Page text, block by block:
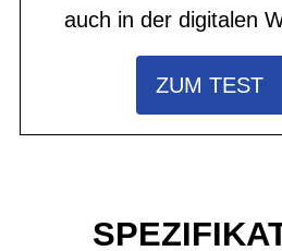
auch in der digitalen
ZUM TEST